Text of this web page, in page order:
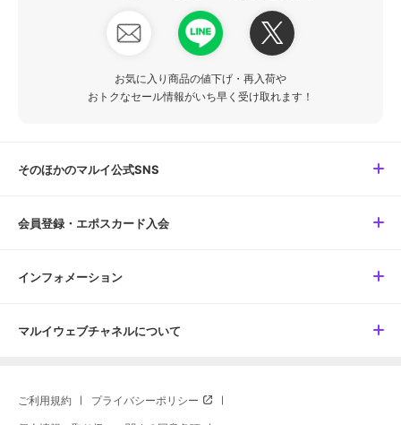
お気に入り商品の値下げ・再入荷や
おトクなセール情報がいち早く受け取れます！
そのほかのマルイ公式SNS
会員登録・エポスカード入会
インフォメーション
マルイウェブチャネルについて
ご利用規約 プライバシーポリシー